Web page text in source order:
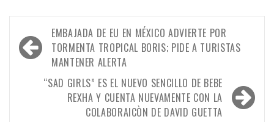
Navegación
de
entradas
EMBAJADA DE EU EN MÉXICO ADVIERTE POR
TORMENTA TROPICAL BORIS; PIDE A TURISTAS
MANTENER ALERTA
“SAD GIRLS” ES EL NUEVO SENCILLO DE BEBE
REXHA Y CUENTA NUEVAMENTE CON LA
COLABORAICÒN DE DAVID GUETTA